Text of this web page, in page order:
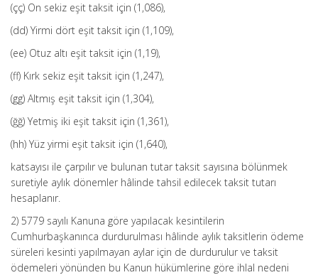
(çç) On sekiz eşit taksit için (1,086),
(dd) Yirmi dört eşit taksit için (1,109),
(ee) Otuz altı eşit taksit için (1,19),
(ff) Kırk sekiz eşit taksit için (1,247),
(gg) Altmış eşit taksit için (1,304),
(ğğ) Yetmiş iki eşit taksit için (1,361),
(hh) Yüz yirmi eşit taksit için (1,640),
katsayısı ile çarpılır ve bulunan tutar taksit sayısına bölünmek
suretiyle aylık dönemler hâlinde tahsil edilecek taksit tutarı
hesaplanır.
2) 5779 sayılı Kanuna göre yapılacak kesintilerin
Cumhurbaşkanınca durdurulması hâlinde aylık taksitlerin ödeme
süreleri kesinti yapılmayan aylar için de durdurulur ve taksit
ödemeleri yönünden bu Kanun hükümlerine göre ihlal nedeni